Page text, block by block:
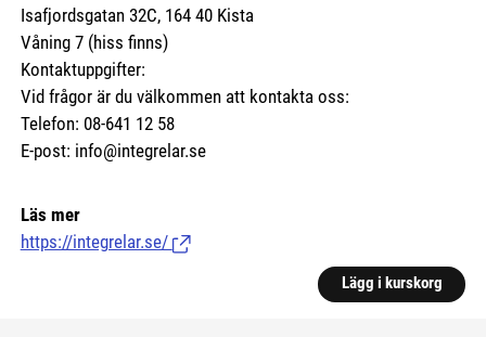
Isafjordsgatan 32C, 164 40 Kista
Våning 7 (hiss finns)
Kontaktuppgifter:
Vid frågor är du välkommen att kontakta oss:
Telefon: 08-641 12 58
E-post: info@integrelar.se
Läs mer
https://integrelar.se/ (Länk till extern sida.)
Lägg i kurskorg